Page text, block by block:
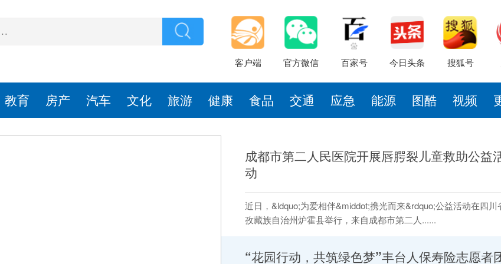
客户端 官方微信 百家号 今日头条 搜狐号
教育 房产 汽车 文化 旅游 健康 食品 交通 应急 能源 图酷 视频
成都市第二人民医院开展唇腭裂儿童救助公益
动
近日，&ldquo;为爱相伴&middot;携光而来&rdquo;公益活动在四川
孜藏族自治州炉霍县举行，来自成都市第二人......
“花园行动，共筑绿色梦”丰台人保寿险志愿者